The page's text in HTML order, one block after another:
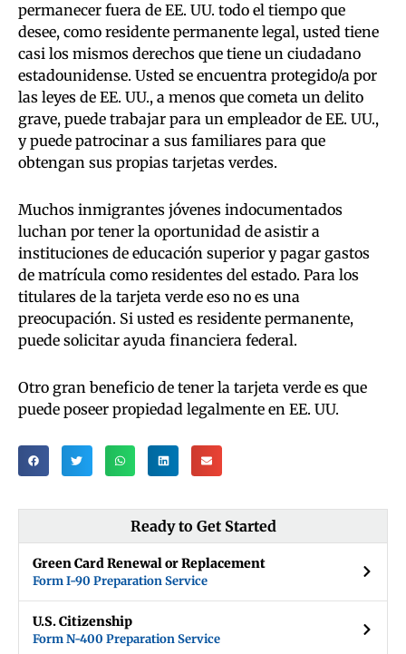
permanecer fuera de EE. UU. todo el tiempo que
desee, como residente permanente legal, usted tiene
casi los mismos derechos que tiene un ciudadano
estadounidense. Usted se encuentra protegido/a por
las leyes de EE. UU., a menos que cometa un delito
grave, puede trabajar para un empleador de EE. UU.,
y puede patrocinar a sus familiares para que
obtengan sus propias tarjetas verdes.
Muchos inmigrantes jóvenes indocumentados
luchan por tener la oportunidad de asistir a
instituciones de educación superior y pagar gastos
de matrícula como residentes del estado. Para los
titulares de la tarjeta verde eso no es una
preocupación. Si usted es residente permanente,
puede solicitar ayuda financiera federal.
Otro gran beneficio de tener la tarjeta verde es que
puede poseer propiedad legalmente en EE. UU.
Ready to Get Started
Green Card Renewal or Replacement
Form I-90 Preparation Service
U.S. Citizenship
Form N-400 Preparation Service